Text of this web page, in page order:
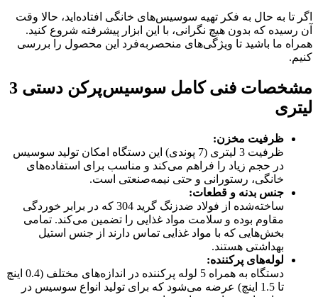
اگر تا به حال به فکر تهیه سوسیس‌های خانگی افتاده‌اید، حالا وقت
آن رسیده که بدون هیچ نگرانی، با این ابزار پیشرفته شروع کنید.
همراه ما باشید تا ویژگی‌های منحصربه‌فرد این محصول را بررسی
کنیم.
مشخصات فنی کامل سوسیس‌پرکن دستی 3
لیتری
ظرفیت مخزن:
ظرفیت 3 لیتری (7 پوندی) این دستگاه امکان تولید سوسیس
در حجم زیاد را فراهم می‌کند و مناسب برای استفاده‌های
خانگی، رستورانی و حتی نیمه‌صنعتی است.
جنس بدنه و قطعات:
ساخته‌شده از فولاد ضدزنگ گرید 304 که در برابر خوردگی
مقاوم بوده و سلامت مواد غذایی را تضمین می‌کند. تمامی
بخش‌هایی که با مواد غذایی تماس دارند از جنس استیل
بهداشتی هستند.
لوله‌های پرکننده:
دستگاه به همراه 5 لوله پرکننده در اندازه‌های مختلف (0.4 اینچ
تا 1.5 اینچ) عرضه می‌شود که برای تولید انواع سوسیس در